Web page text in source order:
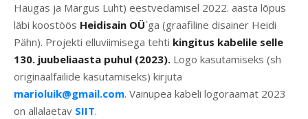
Haugas ja Margus Luht) eestvedamisel 2022. aasta lõpus
läbi koostöös Heidisain OÜ`ga (graafiline disainer Heidi
Pähn). Projekti elluviimisega tehti kingitus kabelile selle
130. juubeliaasta puhul (2023). Logo kasutamiseks (sh
originaalfailide kasutamiseks) kirjuta
marioluik@gmail.com. Vainupea kabeli logoraamat 2023
on allalaetav SIIT.